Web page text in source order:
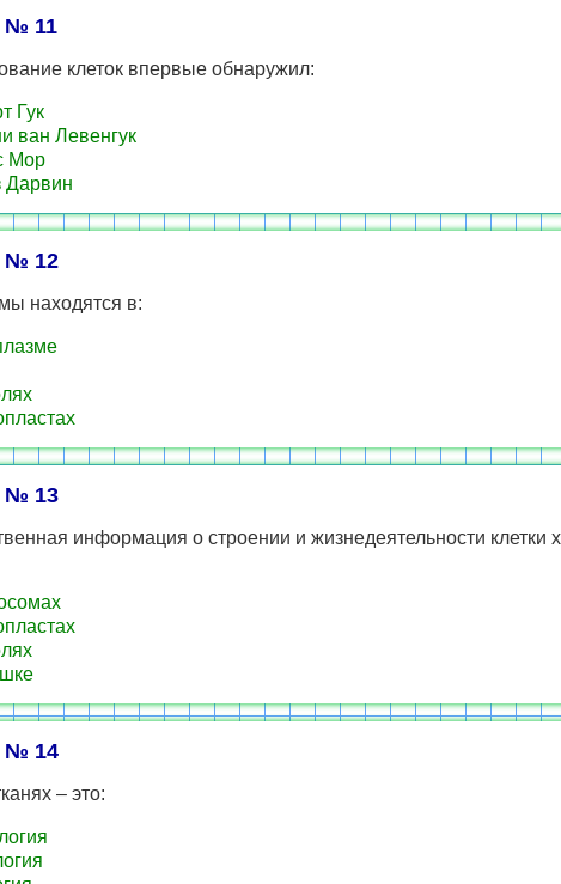
№ 11
клеток впервые обнаружил:
Гук
ван Левенгук
Мор
Дарвин
№ 12
находятся в:
№ 13
информация о строении и жизнедеятельности клетки
№ 14
– это: